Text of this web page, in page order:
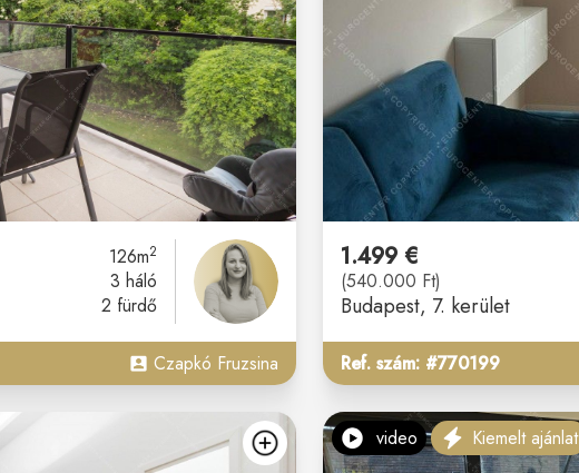
126m2
3 háló
2 fürdő
Czapkó Fruzsina
1.499 €
(540.000 Ft)
Budapest, 7. kerület
Ref. szám: #770199
kedvencekhezvideo Kiemelt ajánlat